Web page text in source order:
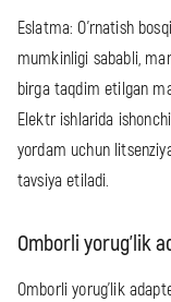
Eslatma: O'rnatish
mumkinligi sababli,
birga taqdim etilgan
Elektr ishlarida
yordam uchun
tavsiya etiladi.
Omborli yorug'lik
Omborli yorug'lik